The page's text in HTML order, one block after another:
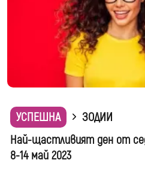
УСПЕШНА
ЗОДИИ
Най-щастливият ден от
8-14 май 2023